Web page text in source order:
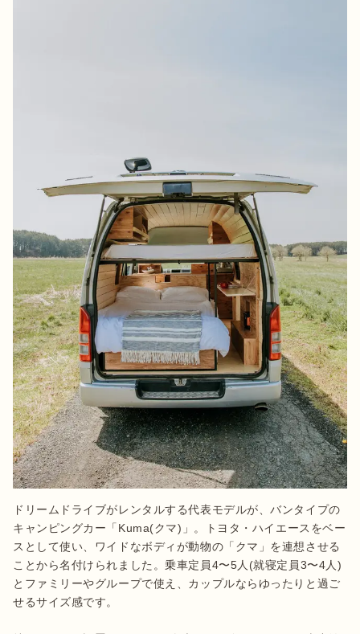
ドリームドライブがレンタルする代表モデルが、バンタイプの
キャンピングカー「Kuma(クマ)」。トヨタ・ハイエースをベー
スとして使い、ワイドなボディが動物の「クマ」を連想させる
ことから名付けられました。乗車定員4〜5人(就寝定員3〜4人)
とファミリーやグループで使え、カップルならゆったりと過ご
せるサイズ感です。